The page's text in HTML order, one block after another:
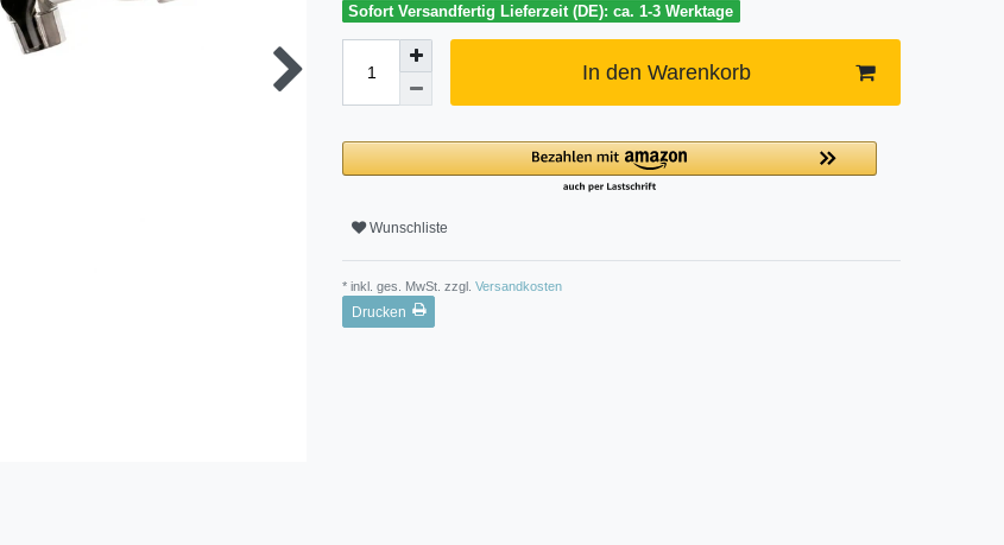
Sofort Versandfertig Lieferzeit (DE): ca. 1-3 Werktage
In den Warenkorb
Wunschliste
* inkl. ges. MwSt. zzgl. Versandkosten
Drucken